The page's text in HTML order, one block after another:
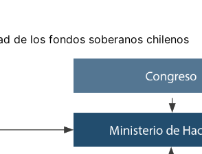
de los fondos soberanos chilenos